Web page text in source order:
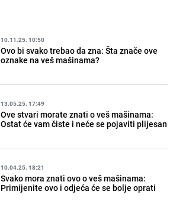
10.11.25. 10:50
Ovo bi svako trebao da zna: Šta znače ove
oznake na veš mašinama?
13.05.25. 17:49
Ove stvari morate znati o veš mašinama:
Ostat će vam čiste i neće se pojaviti plijesan
10.04.25. 18:21
Svako mora znati ovo o veš mašinama:
Primijenite ovo i odjeća će se bolje oprati